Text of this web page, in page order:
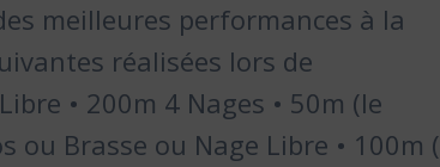
meilleures performances à la
réalisées lors de
• 200m 4 Nages • 50m (le
ou Brasse ou Nage Libre • 100m